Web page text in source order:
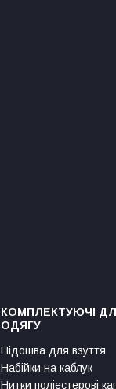
КОМПЛЕКТУЮЧІ
ОДЯГУ
Підошва для взуття
Набійки на каблук
Нитки поліестерові